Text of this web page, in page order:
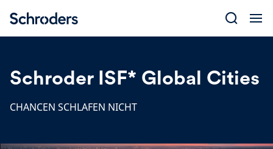
content
Schroder ISF* Global Cities
CHANCEN SCHLAFEN NICHT